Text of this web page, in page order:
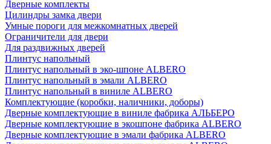
Дверные комплекты
Цилиндры замка двери
Умные пороги для межкомнатных дверей
Ограничители для двери
Для раздвижных дверей
Плинтус напольный
Плинтус напольный в эко-шпоне ALBERO
Плинтус напольный в эмали ALBERO
Плинтус напольный в виниле ALBERO
Комплектующие (коробки, наличники, доборы)
Дверные комплектующие в виниле фабрика АЛЬБЕРО
Дверные комплектующие в экошпоне фабрика ALBERO
Дверные комплектующие в эмали фабрика ALBERO